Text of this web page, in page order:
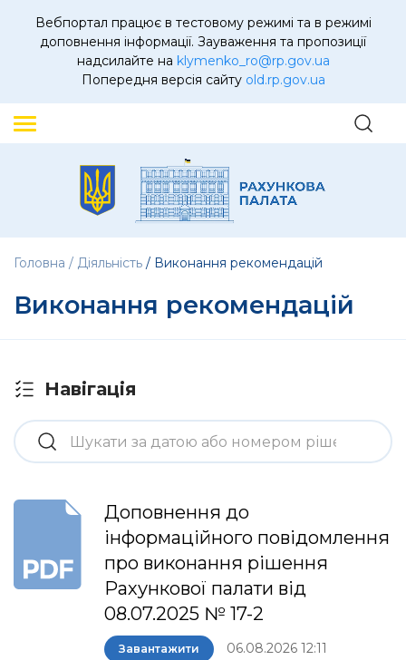
Вебпортал працює в тестовому режимі та в режимі
доповнення інформації. Зауваження та пропозиції
надсилайте на klymenko_ro@rp.gov.ua
Попередня версія сайту old.rp.gov.ua
Головна Діяльність Виконання рекомендацій
Виконання рекомендацій
Навігація
Доповнення до
інформаційного повідомлення
про виконання рішення
Рахункової палати від
08.07.2025 № 17-2
Завантажити 06.08.2026 12:11